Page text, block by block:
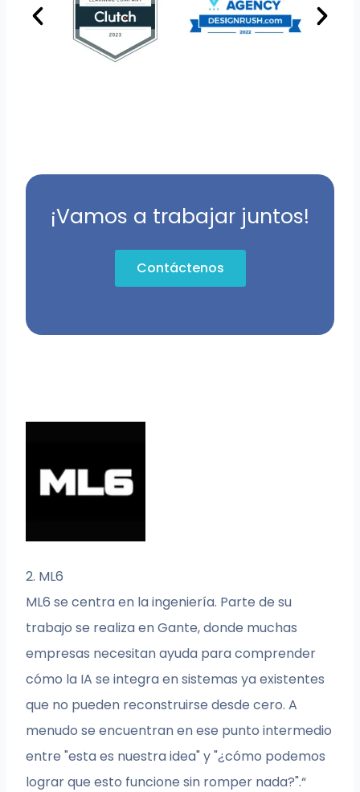
¡Vamos a trabajar juntos!
Contáctenos
2. ML6
ML6 se centra en la ingeniería. Parte de su
trabajo se realiza en Gante, donde muchas
empresas necesitan ayuda para comprender
cómo la IA se integra en sistemas ya existentes
que no pueden reconstruirse desde cero. A
menudo se encuentran en ese punto intermedio
entre "esta es nuestra idea" y "¿cómo podemos
lograr que esto funcione sin romper nada?".“